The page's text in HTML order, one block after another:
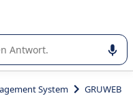
oder Auswahl
System GRUWEB